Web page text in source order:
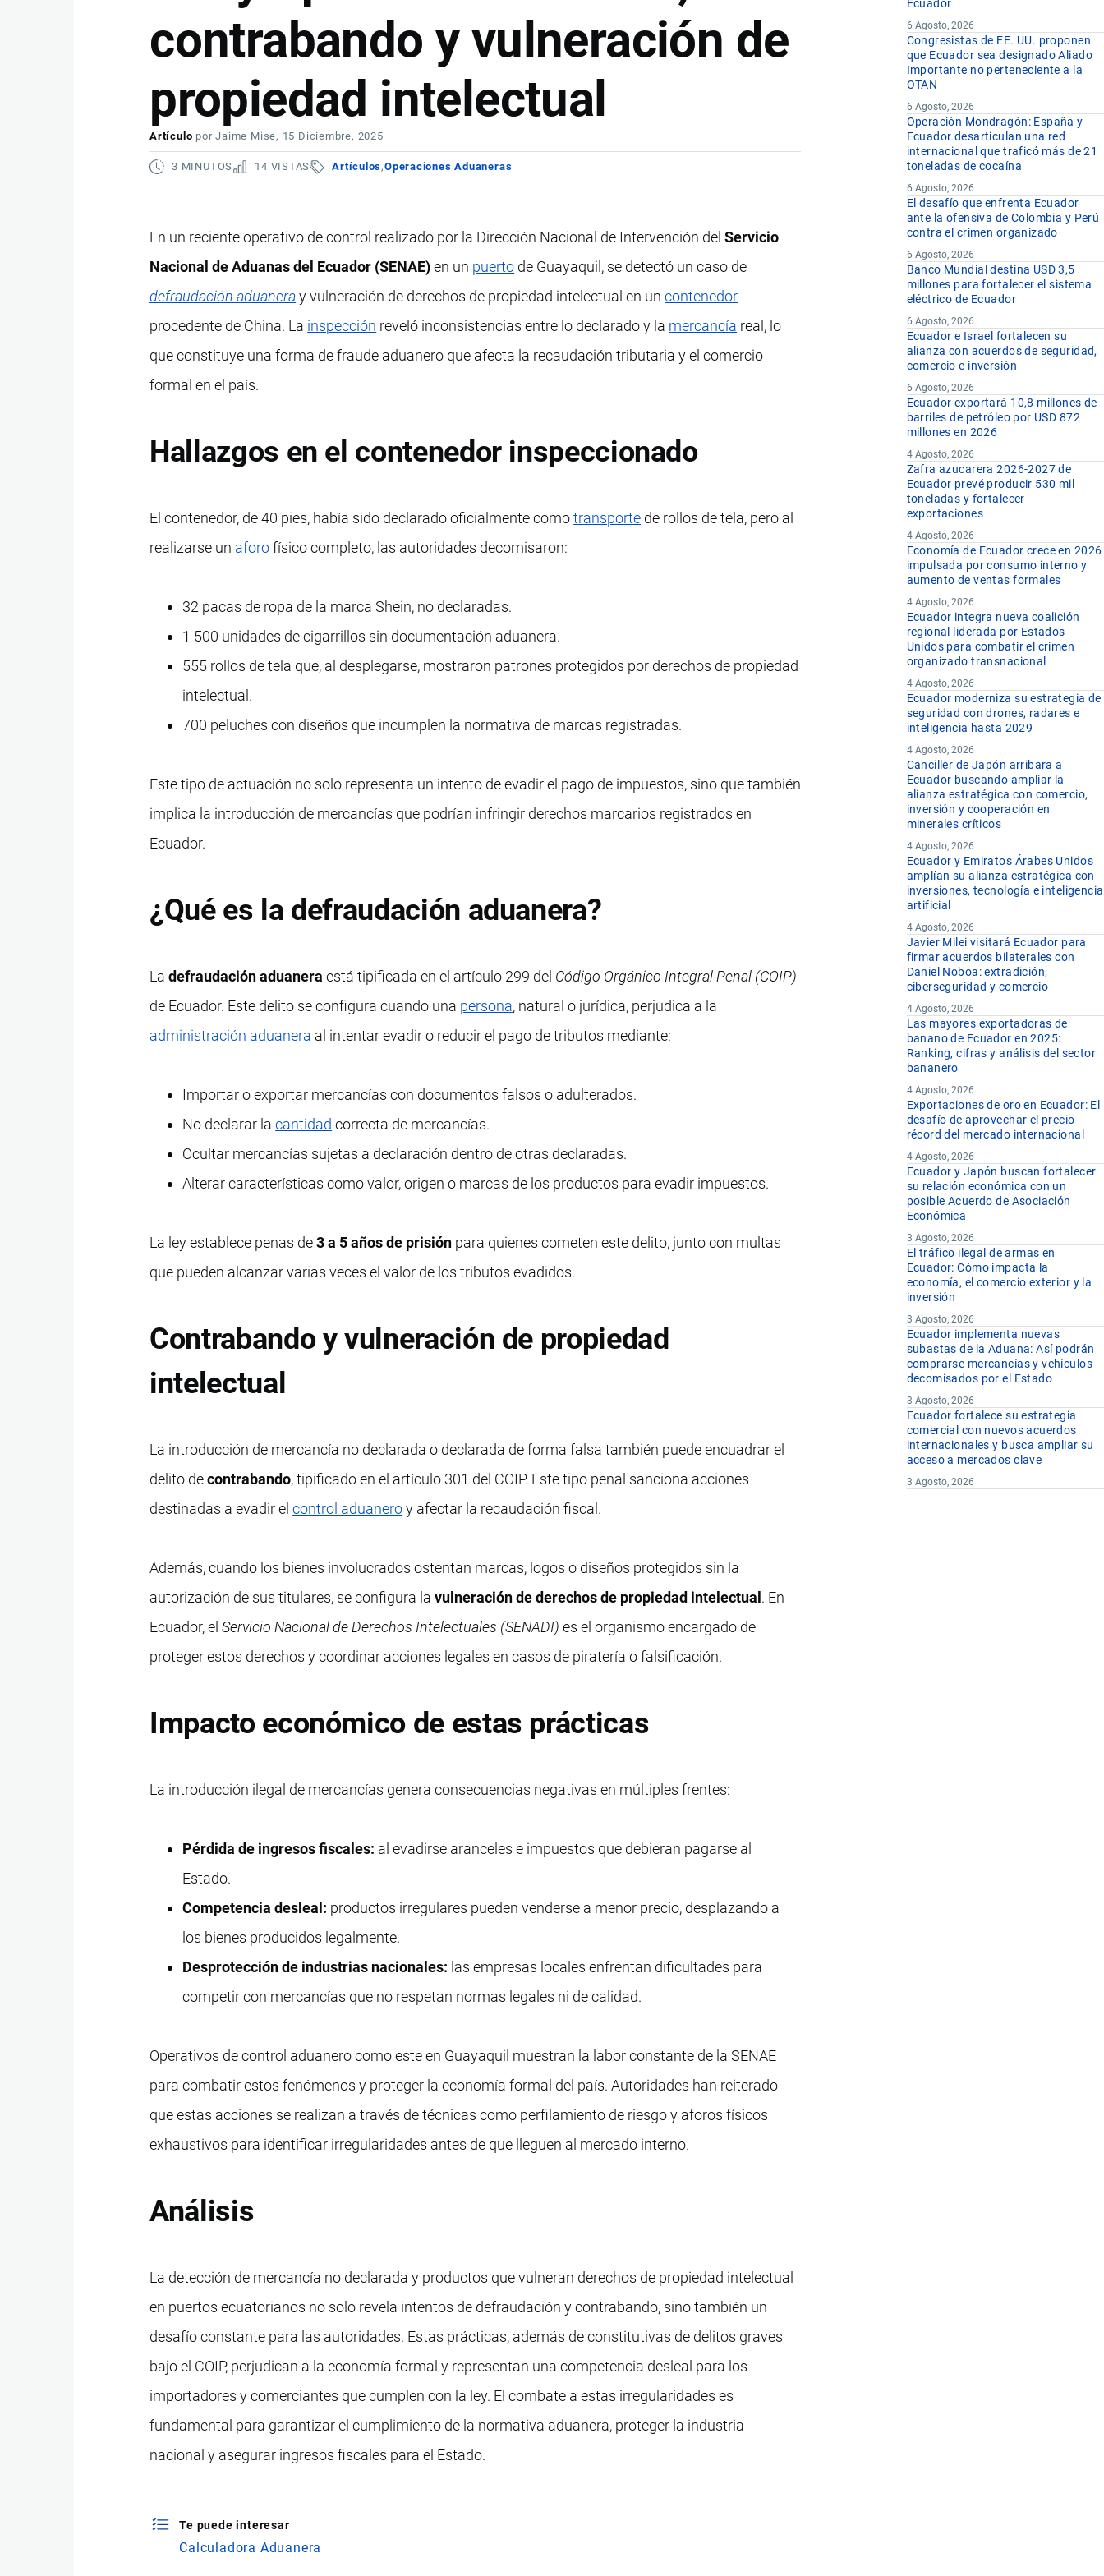
contrabando y vulneración de
propiedad intelectual
Artículo porJaime Mise, 15 Diciembre, 2025
3 MINUTOS 14 VISTAS Artículos Operaciones Aduaneras
En un reciente operativo de control realizado por la Dirección Nacional de Intervención delServicio
Nacional de Aduanas del Ecuador (SENAE)en un puerto de Guayaquil, se detectó un caso de
defraudación aduaneray vulneración de derechos de propiedad intelectual en uncontenedor
procedente de China. La inspección reveló inconsistencias entre lo declarado y la mercancía real, lo
que constituye una forma de fraude aduanero que afecta la recaudación tributaria y el comercio
formal en el país.
Hallazgos en el contenedor inspeccionado
El contenedor, de 40 pies, había sido declarado oficialmente comotransporte de rollos de tela, pero al
realizarse un aforofísico completo, las autoridades decomisaron:
32 pacas de ropa de la marca Shein, no declaradas.
1 500 unidades de cigarrillos sin documentación aduanera.
555 rollos de tela que, al desplegarse, mostraron patrones protegidos por derechos de propiedad
intelectual.
700 peluches con diseños que incumplen la normativa de marcas registradas.
Este tipo de actuación no solo representa un intento de evadir el pago de impuestos, sino que también
implica la introducción de mercancías que podrían infringir derechos marcarios registrados en
Ecuador.
¿Qué es la defraudación aduanera?
Ladefraudación aduanera está tipificada en el artículo 299 del Código Orgánico Integral Penal (COIP)
de Ecuador. Este delito se configura cuando una persona, natural o jurídica, perjudica a la
administración aduanera al intentar evadir o reducir el pago de tributos mediante:
Importar o exportar mercancías con documentos falsos o adulterados.
No declarar lacantidad correcta de mercancías.
Ocultar mercancías sujetas a declaración dentro de otras declaradas.
Alterar características como valor, origen o marcas de los productos para evadir impuestos.
La ley establece penas de3 a 5 años de prisión para quienes cometen este delito, junto con multas
que pueden alcanzar varias veces el valor de los tributos evadidos.
Contrabando y vulneración de propiedad
intelectual
La introducción de mercancía no declarada o declarada de forma falsa también puede encuadrar el
delito decontrabando, tipificado en el artículo 301 del COIP. Este tipo penal sanciona acciones
destinadas a evadir elcontrol aduaneroy afectar la recaudación fiscal.
Además, cuando los bienes involucrados ostentan marcas, logos o diseños protegidos sin la
autorización de sus titulares, se configura lavulneración de derechos de propiedad intelectual. En
Ecuador, elServicio Nacional de Derechos Intelectuales (SENADI) es el organismo encargado de
proteger estos derechos y coordinar acciones legales en casos de piratería o falsificación.
Impacto económico de estas prácticas
La introducción ilegal de mercancías genera consecuencias negativas en múltiples frentes:
Pérdida de ingresos fiscales: al evadirse aranceles e impuestos que debieran pagarse al
Estado.
Competencia desleal: productos irregulares pueden venderse a menor precio, desplazando a
los bienes producidos legalmente.
Desprotección de industrias nacionales: las empresas locales enfrentan dificultades para
competir con mercancías que no respetan normas legales ni de calidad.
Operativos de control aduanero como este en Guayaquil muestran la labor constante de la SENAE
para combatir estos fenómenos y proteger la economía formal del país. Autoridades han reiterado
que estas acciones se realizan a través de técnicas como perfilamiento de riesgo y aforos físicos
exhaustivos para identificar irregularidades antes de que lleguen al mercado interno.
Análisis
La detección de mercancía no declarada y productos que vulneran derechos de propiedad intelectual
en puertos ecuatorianos no solo revela intentos de defraudación y contrabando, sino también un
desafío constante para las autoridades. Estas prácticas, además de constitutivas de delitos graves
bajo el COIP, perjudican a la economía formal y representan una competencia desleal para los
importadores y comerciantes que cumplen con la ley. El combate a estas irregularidades es
fundamental para garantizar el cumplimiento de la normativa aduanera, proteger la industria
nacional y asegurar ingresos fiscales para el Estado.
Te puede interesar
Calculadora Aduanera
Ecuador
6 Agosto, 2026
Congresistas de EE. UU. proponen
que Ecuador sea designado Aliado
Importante no perteneciente a la
OTAN
6 Agosto, 2026
Operación Mondragón: España y
Ecuador desarticulan una red
internacional que traficó más de 21
toneladas de cocaína
6 Agosto, 2026
El desafío que enfrenta Ecuador
ante la ofensiva de Colombia y Perú
contra el crimen organizado
6 Agosto, 2026
Banco Mundial destina USD 3,5
millones para fortalecer el sistema
eléctrico de Ecuador
6 Agosto, 2026
Ecuador e Israel fortalecen su
alianza con acuerdos de seguridad,
comercio e inversión
6 Agosto, 2026
Ecuador exportará 10,8 millones de
barriles de petróleo por USD 872
millones en 2026
4 Agosto, 2026
Zafra azucarera 2026-2027 de
Ecuador prevé producir 530 mil
toneladas y fortalecer
exportaciones
4 Agosto, 2026
Economía de Ecuador crece en 2026
impulsada por consumo interno y
aumento de ventas formales
4 Agosto, 2026
Ecuador integra nueva coalición
regional liderada por Estados
Unidos para combatir el crimen
organizado transnacional
4 Agosto, 2026
Ecuador moderniza su estrategia de
seguridad con drones, radares e
inteligencia hasta 2029
4 Agosto, 2026
Canciller de Japón arribara a
Ecuador buscando ampliar la
alianza estratégica con comercio,
inversión y cooperación en
minerales críticos
4 Agosto, 2026
Ecuador y Emiratos Árabes Unidos
amplían su alianza estratégica con
inversiones, tecnología e inteligencia
artificial
4 Agosto, 2026
Javier Milei visitará Ecuador para
firmar acuerdos bilaterales con
Daniel Noboa: extradición,
ciberseguridad y comercio
4 Agosto, 2026
Las mayores exportadoras de
banano de Ecuador en 2025:
Ranking, cifras y análisis del sector
bananero
4 Agosto, 2026
Exportaciones de oro en Ecuador: El
desafío de aprovechar el precio
récord del mercado internacional
4 Agosto, 2026
Ecuador y Japón buscan fortalecer
su relación económica con un
posible Acuerdo de Asociación
Económica
3 Agosto, 2026
El tráfico ilegal de armas en
Ecuador: Cómo impacta la
economía, el comercio exterior y la
inversión
3 Agosto, 2026
Ecuador implementa nuevas
subastas de la Aduana: Así podrán
comprarse mercancías y vehículos
decomisados por el Estado
3 Agosto, 2026
Ecuador fortalece su estrategia
comercial con nuevos acuerdos
internacionales y busca ampliar su
acceso a mercados clave
3 Agosto, 2026